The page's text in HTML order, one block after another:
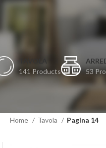
141 Products
53
Home Tavola Pagina 14